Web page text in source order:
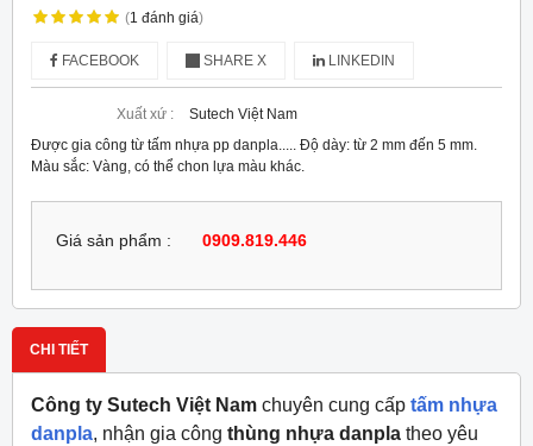
(1 đánh giá)
FACEBOOK SHARE X LINKEDIN
Xuất xứ :
Sutech Việt Nam
Được gia công từ tấm nhựa pp danpla..... Độ dày: từ 2 mm đến 5 mm.
Màu sắc: Vàng, có thể chon lựa màu khác.
Giá sản phẩm : 0909.819.446
CHI TIẾT
Công ty Sutech Việt Nam chuyên cung cấp tấm nhựa
danpla, nhận gia công thùng nhựa danpla theo yêu